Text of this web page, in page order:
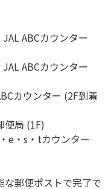
ABCカウンター
ABCカウンター
カウンター (2F到着
局 (1F)
・s・tカウンター
郵便ポストで完了で